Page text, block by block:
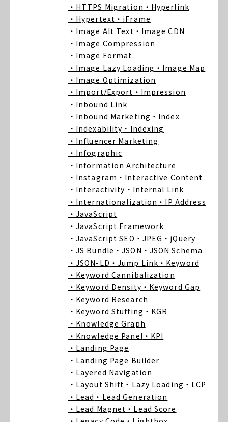
・HTTPS Migration ・Hyperlink
・Hypertext ・iFrame
・Image Alt Text ・Image CDN
・Image Compression
・Image Format
・Image Lazy Loading ・Image Map
・Image Optimization
・Import/Export ・Impression
・Inbound Link
・Inbound Marketing ・Index
・Indexability ・Indexing
・Influencer Marketing
・Infographic
・Information Architecture
・Instagram ・Interactive Content
・Interactivity ・Internal Link
・Internationalization ・IP Address
・JavaScript
・JavaScript Framework
・JavaScript SEO ・JPEG ・jQuery
・JS Bundle ・JSON ・JSON Schema
・JSON-LD ・Jump Link ・Keyword
・Keyword Cannibalization
・Keyword Density ・Keyword Gap
・Keyword Research
・Keyword Stuffing ・KGR
・Knowledge Graph
・Knowledge Panel ・KPI
・Landing Page
・Landing Page Builder
・Layered Navigation
・Layout Shift ・Lazy Loading ・LCP
・Lead ・Lead Generation
・Lead Magnet ・Lead Score